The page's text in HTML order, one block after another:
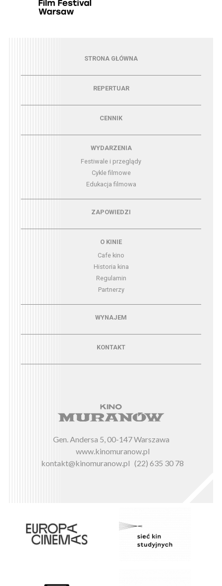
Menu - strona główna
STRONA GŁÓWNA
Menu - repertuarREPERTUAR
CENNIK
Menu - wydarzeniaWYDARZENIA
Festiwale i przeglądy
Cykle filmowe
Edukacja filmowa
Menu - zapowiedziZAPOWIEDZI
O KINIE
Cafe kino
Historia kina
Regulamin
Partnerzy
Menu - wynajemWYNAJEM
KONTAKT
Gen. Andersa 5, 00-147 Warszawa
www.kinomuranow.pl
kontakt@kinomuranow.pl (22) 635 30 78